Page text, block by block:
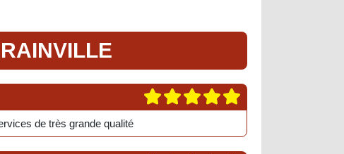
de très grande qualité